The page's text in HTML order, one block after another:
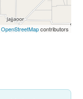
OpenStreetMapcontributors